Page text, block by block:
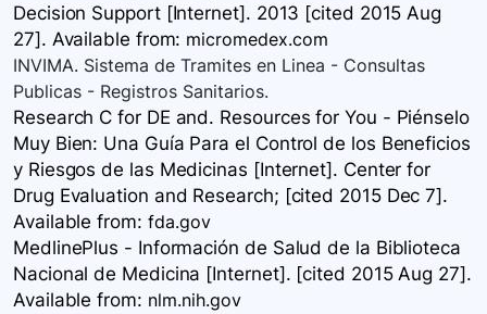
Decision Support [Internet]. 2013 [cited 2015 Aug
27]. Available from: micromedex.com
INVIMA. Sistema de Tramites en Linea - Consultas
Publicas - Registros Sanitarios.
Research C for DE and. Resources for You - Piénselo
Muy Bien: Una Guía Para el Control de los Beneficios
y Riesgos de las Medicinas [Internet]. Center for
Drug Evaluation and Research; [cited 2015 Dec 7].
Available from: fda.gov
MedlinePlus - Información de Salud de la Biblioteca
Nacional de Medicina [Internet]. [cited 2015 Aug 27].
Available from: nlm.nih.gov